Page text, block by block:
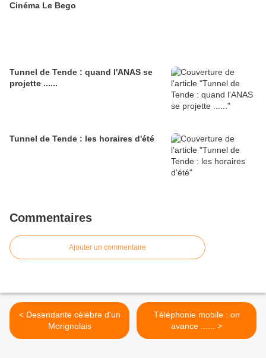
Cinéma Le Bego
Tunnel de Tende : quand l'ANAS se
projette ......
Tunnel de Tende : les horaires d'été
Commentaires
Ajouter un commentaire
< Desendante célèbre d'un
Morignolais
Téléphonie mobile : on
avance ...... >